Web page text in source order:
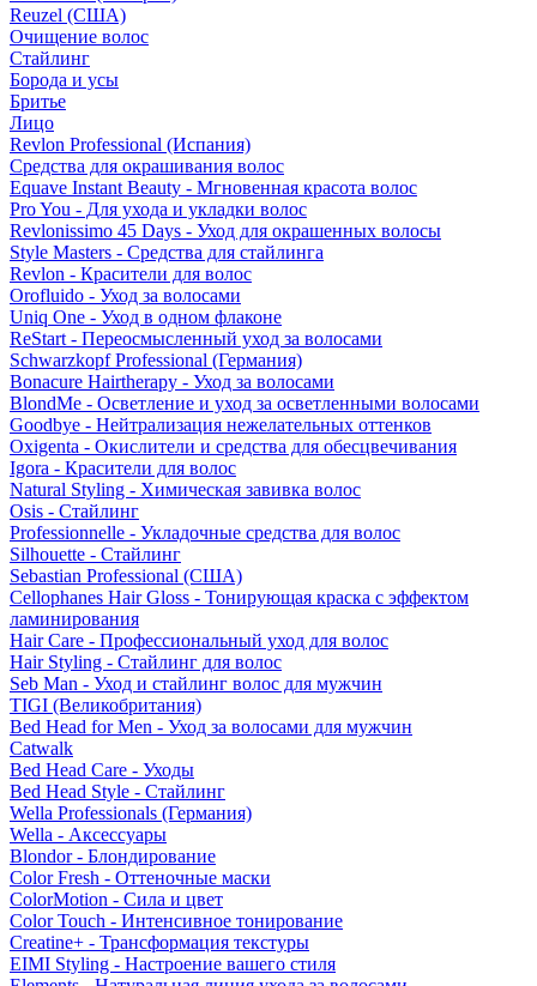
Reuzel (США)
Очищение волос
Стайлинг
Борода и усы
Бритье
Лицо
Revlon Professional (Испания)
Средства для окрашивания волос
Equave Instant Beauty - Мгновенная красота волос
Pro You - Для ухода и укладки волос
Revlonissimo 45 Days - Уход для окрашенных волосы
Style Masters - Средства для стайлинга
Revlon - Красители для волос
Orofluido - Уход за волосами
Uniq One - Уход в одном флаконе
ReStart - Переосмысленный уход за волосами
Schwarzkopf Professional (Германия)
Bonacure Hairtherapy - Уход за волосами
BlondMe - Осветление и уход за осветленными волосами
Goodbye - Нейтрализация нежелательных оттенков
Oxigenta - Окислители и средства для обесцвечивания
Igora - Красители для волос
Natural Styling - Химическая завивка волос
Osis - Стайлинг
Professionnelle - Укладочные средства для волос
Silhouette - Стайлинг
Sebastian Professional (США)
Cellophanes Hair Gloss - Тонирующая краска с эффектом
ламинирования
Hair Care - Профессиональный уход для волос
Hair Styling - Стайлинг для волос
Seb Man - Уход и стайлинг волос для мужчин
TIGI (Великобритания)
Bed Head for Men - Уход за волосами для мужчин
Catwalk
Bed Head Care - Уходы
Bed Head Style - Стайлинг
Wella Professionals (Германия)
Wella - Аксессуары
Blondor - Блондирование
Color Fresh - Оттеночные маски
ColorMotion - Сила и цвет
Color Touch - Интенсивное тонирование
Creatine+ - Трансформация текстуры
EIMI Styling - Настроение вашего стиля